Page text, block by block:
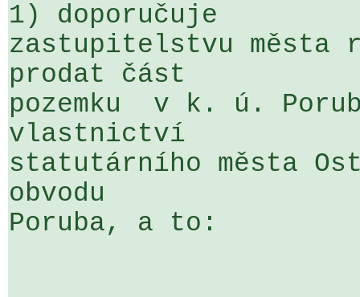
1) doporučuje
zastupitelstvu města
prodat část
pozemku  v k. ú.
vlastnictví
statutárního města
obvodu
Poruba, a to: